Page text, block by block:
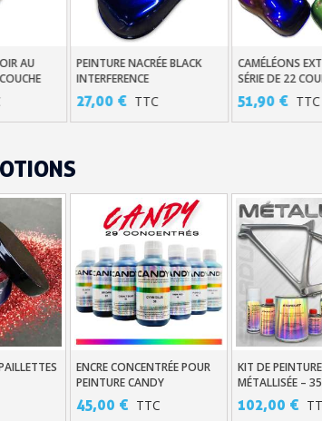
Partagez vos créations et
Gagnez des points de
Livraison sous 24
Retour produits
Inscription à la
Livraison sous 24
Livraison offerte en France
Paiement en 4x sans
Votre devis en ligne
Partagez vos créations et
Gagnez des points de
BLACK
Ajouter Au Panier
CAMÉLÉONS EXTRÊMES –
SÉRIE DE 22 COULEURS
HAUT DE GAMME
51,90 € TTC
Ajouter Au
PEINTURE EFFET
250ML - 500ML
35,90 € TTC
Ajouter Au Panier
ENCRE CONCENTRÉE POUR
PEINTURE CANDY
45,00 € TTC
Ajouter Au
KIT DE
MÉTALLISÉE –
AU CHOIX -
102,00 €